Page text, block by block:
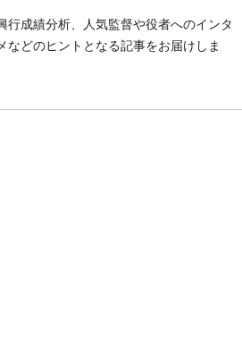
成績分析、人気監督や役者へのインタ
どのヒントとなる記事をお届けしま